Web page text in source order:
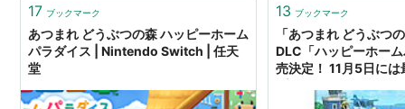
17 ブックマーク
あつまれ どうぶつの森 ハッピーホーム
パラダイス | Nintendo Switch | 任天
堂
13 ブックマーク
「あつまれ どうぶつ
DLC「ハッピーホー
売決定！ 11月5日に
ース - トレンド情報